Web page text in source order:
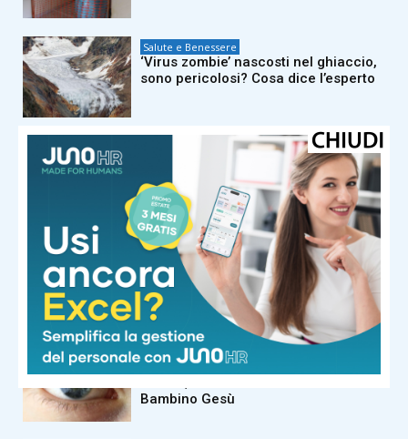
Salute e Benessere
‘Virus zombie’ nascosti nel ghiaccio,
sono pericolosi? Cosa dice l’esperto
Salute e Benessere
Tumori, Ail nello Stretto di Messina:
Federico nuota per la ricerca e la
rinascita
Salute e Benessere
Operazione record a Catania:
Giuseppe a 98 anni rimesso in piedi
con doppia protesi d’anca in un solo
intervento
Salute e Benessere
Trapianti: innesto di cornea ad alto
Bambino Gesù